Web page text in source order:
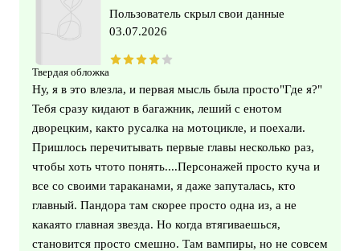
Твердая обложка
Пользователь скрыл свои данные
03.07.2026
Ну, я в это влезла, и первая мысль была просто"Где я?"
Тебя сразу кидают в багажник, леший с енотом
дворецким, както русалка на мотоцикле, и поехали.
Пришлось перечитывать первые главы несколько раз,
чтобы хоть чтото понять....Персонажей просто куча и
все со своими тараканами, я даже запуталась, кто
главный. Пандора там скорее просто одна из, а не
какаято главная звезда. Но когда втягиваешься,
становится просто смешно. Там вампиры, но не совсем